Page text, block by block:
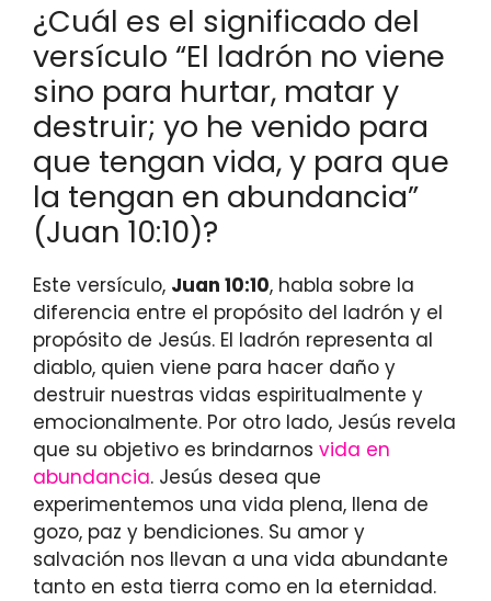
¿Cuál es el significado del
versículo “El ladrón no viene
sino para hurtar, matar y
destruir; yo he venido para
que tengan vida, y para que
la tengan en abundancia”
(Juan 10:10)?
Este versículo, Juan 10:10, habla sobre la
diferencia entre el propósito del ladrón y el
propósito de Jesús. El ladrón representa al
diablo, quien viene para hacer daño y
destruir nuestras vidas espiritualmente y
emocionalmente. Por otro lado, Jesús revela
que su objetivo es brindarnos vida en
abundancia. Jesús desea que
experimentemos una vida plena, llena de
gozo, paz y bendiciones. Su amor y
salvación nos llevan a una vida abundante
tanto en esta tierra como en la eternidad.